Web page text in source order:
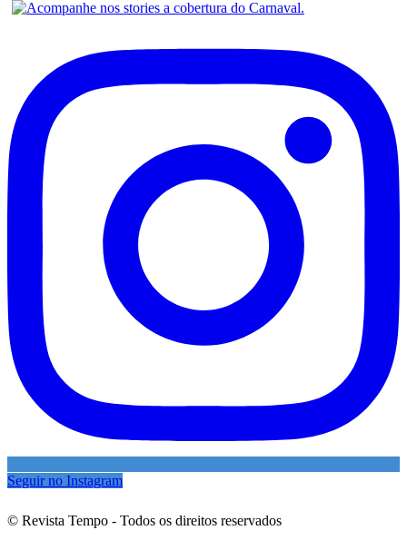
Seguir no Instagram
© Revista Tempo - Todos os direitos reservados